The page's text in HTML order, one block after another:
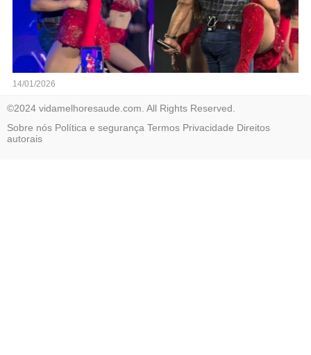
14/01/2026
©2024 vidamelhoresaude.com. All Rights Reserved.
Sobre nós Política e segurança Termos Privacidade Direitos
autorais